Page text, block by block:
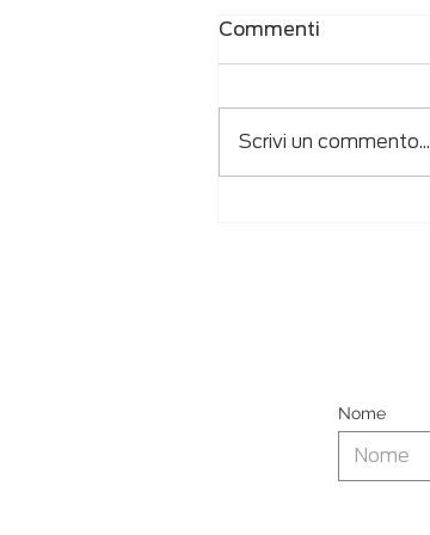
Commenti
Scrivi un commento...
Nome